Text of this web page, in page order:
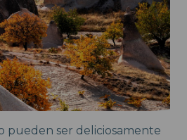
pueden ser deliciosamente